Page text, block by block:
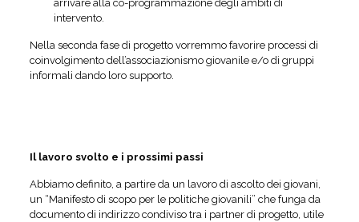
arrivare alla co-programmazione degli ambiti di
intervento.
Nella seconda fase di progetto vorremmo favorire processi di
coinvolgimento dell’associazionismo giovanile e/o di gruppi
informali dando loro supporto.
Il lavoro svolto e i prossimi passi
Abbiamo definito, a partire da un lavoro di ascolto dei giovani,
un “Manifesto di scopo per le politiche giovanili” che funga da
documento di indirizzo condiviso tra i partner di progetto, utile